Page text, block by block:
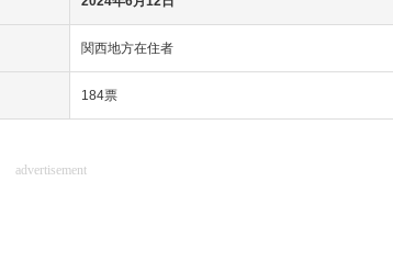
関西地方在住者
184票
advertisement